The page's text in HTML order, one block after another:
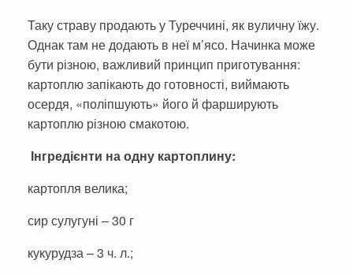
Таку страву продають у Туреччині, як вуличну їжу.
Однак там не додають в неї м’ясо. Начинка може
бути різною, важливий принцип приготування:
картоплю запікають до готовності, виймають
осердя, «поліпшують» його й фарширують
картоплю різною смакотою.
Інгредієнти на одну картоплину:
картопля велика;
сир сулугуні – 30 г
кукурудза – 3 ч. л.;